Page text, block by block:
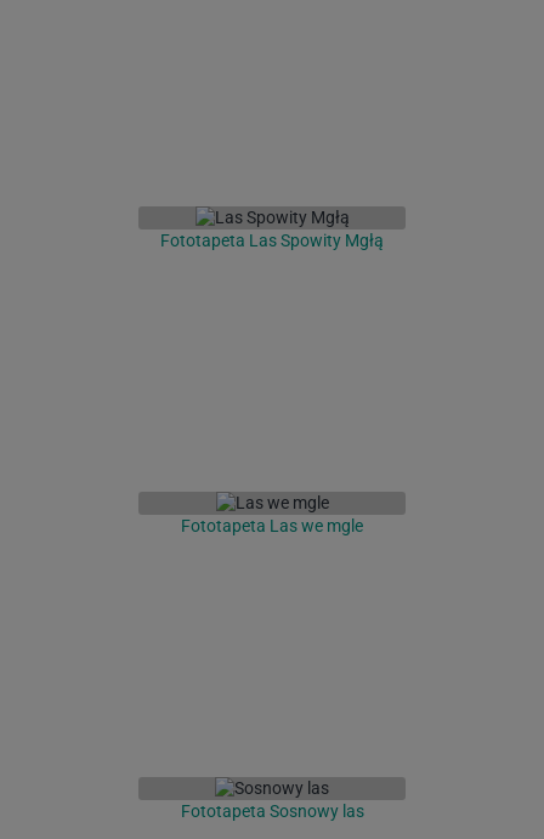
Fototapeta Las Spowity Mgłą
Fototapeta Las we mgle
Fototapeta Sosnowy las